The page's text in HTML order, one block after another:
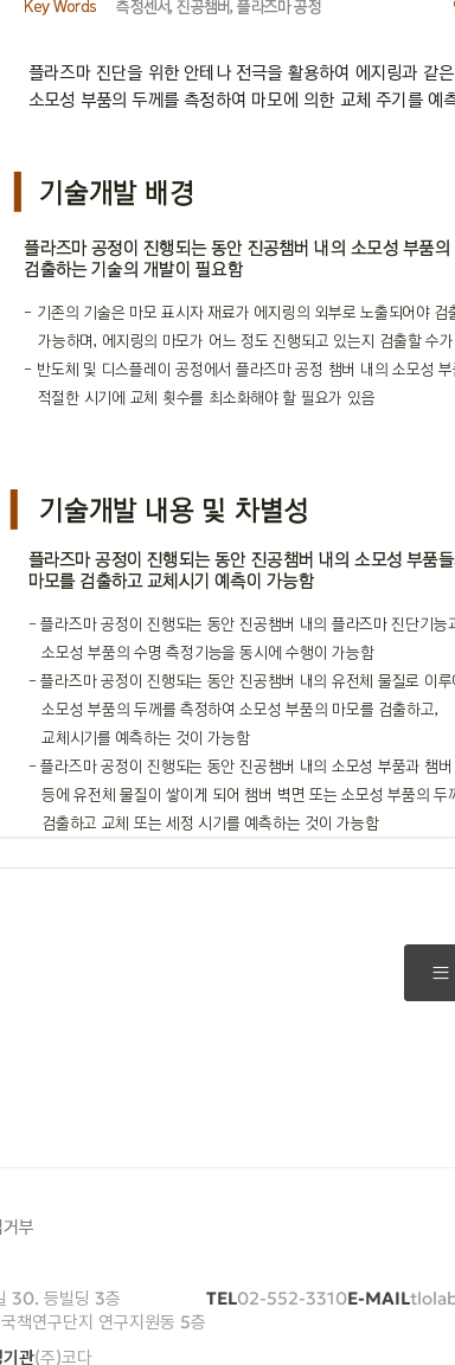
부
30. 등빌딩 3층
책연구단지 연구지원동 5층
TEL02-552-3310E-MAIL
관(주)코다